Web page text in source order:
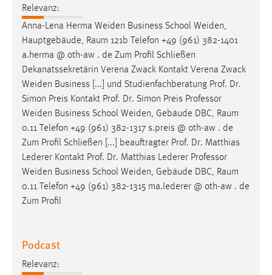
Relevanz:
Anna-Lena Herma Weiden Business School Weiden,
Hauptgebäude, Raum 121b Telefon +49 (961) 382-1401
a.herma @ oth-aw . de Zum Profil Schließen
Dekanatssekretärin Verena Zwack Kontakt Verena Zwack
Weiden Business [...] und Studienfachberatung Prof. Dr.
Simon Preis Kontakt Prof. Dr. Simon Preis Professor
Weiden Business School Weiden, Gebäude DBC, Raum
0.11 Telefon +49 (961) 382-1317 s.preis @ oth-aw . de
Zum Profil Schließen [...] beauftragter Prof. Dr. Matthias
Lederer Kontakt Prof. Dr. Matthias Lederer Professor
Weiden Business School Weiden, Gebäude DBC, Raum
0.11 Telefon +49 (961) 382-1315 ma.lederer @ oth-aw . de
Zum Profil
Podcast
Relevanz: